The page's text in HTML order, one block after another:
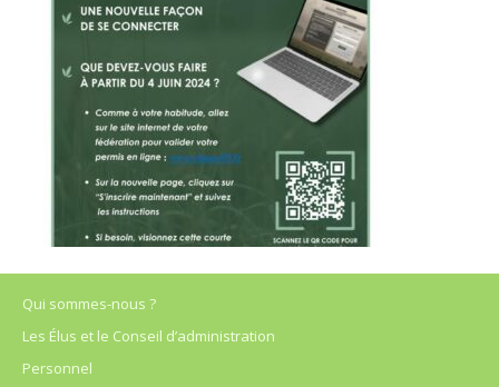
Qui sommes-nous ?
Les Élus et le Conseil d’administration
Personnel